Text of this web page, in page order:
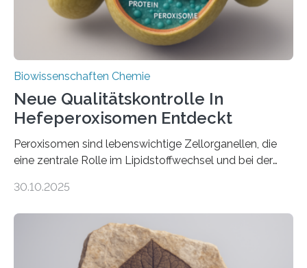
Biowissenschaften Chemie
Neue Qualitätskontrolle In
Hefeperoxisomen Entdeckt
Peroxisomen sind lebenswichtige Zellorganellen, die
eine zentrale Rolle im Lipidstoffwechsel und bei der
erfüllen können, müssen zahlreiche Enzyme präzise in
der Ruhr-Universität Bochum um Prof. Dr. Ralf Erdmann
und Dr. Ismaila Francis Yusuf hat nun einen bislang
unbekannten Qualitätskontrollmechanismus des
30.10.2025